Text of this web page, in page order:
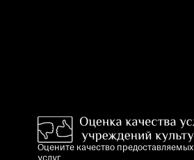
Оцените качество предоставляемых